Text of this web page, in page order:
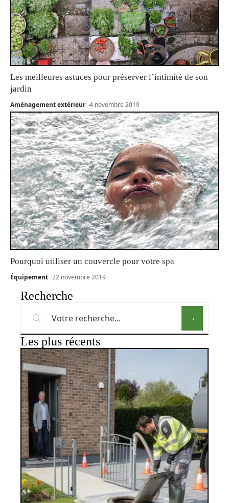
Les meilleures astuces pour préserver l’intimité de son
jardin
Aménagement extérieur 4 novembre 2019
Pourquoi utiliser un couvercle pour votre spa
Équipement 22 novembre 2019
Recherche
Les plus récents